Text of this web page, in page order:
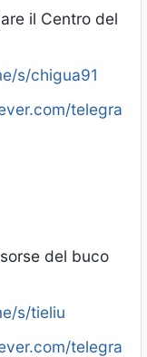
il Centro del
s/chigua91
telegra
del buco
s/tieliu
telegra